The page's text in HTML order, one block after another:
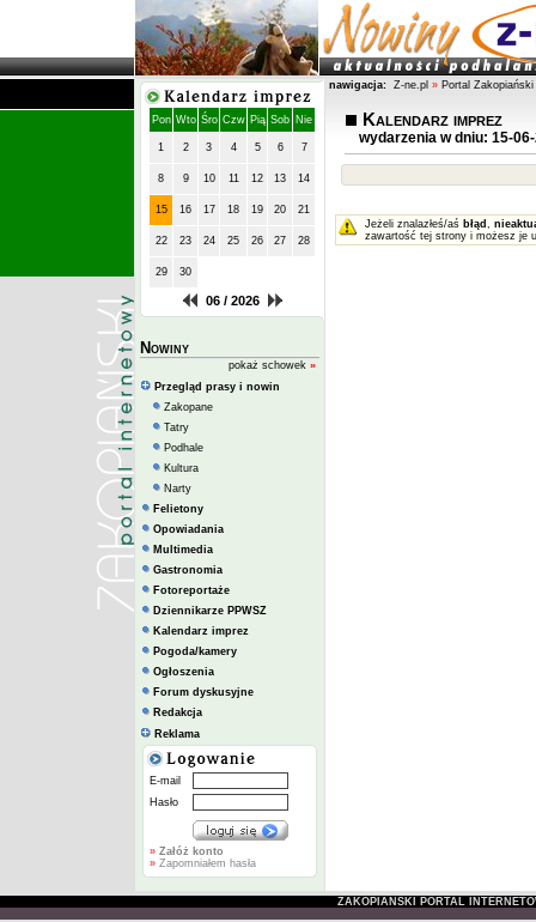
Pon Wto Śro Czw Pią Sob Nie
1 2 3 4 5 6 7
8 9 10 11 12 13 14
15 16 17 18 19 20 21
22 23 24 25 26 27 28
29 30
06 / 2026
Nowiny
pokaż schowek »
Przegląd prasy i nowin
Zakopane
Tatry
Podhale
Kultura
Narty
Felietony
Opowiadania
Multimedia
Gastronomia
Fotoreportaże
Dziennikarze PPWSZ
Kalendarz imprez
Pogoda/kamery
Ogłoszenia
Forum dyskusyjne
Redakcja
Reklama
E-mail
Hasło
» Załóż konto
» Zapomniałem hasła
nawigacja: Z-ne.pl » Portal Zakopiański
Kalendarz imprez
wydarzenia w dniu: 15-
Jeżeli znalazłeś/aś błąd ,
zawartość tej strony i możesz je
ZAKOPIAŃSKI PORTAL